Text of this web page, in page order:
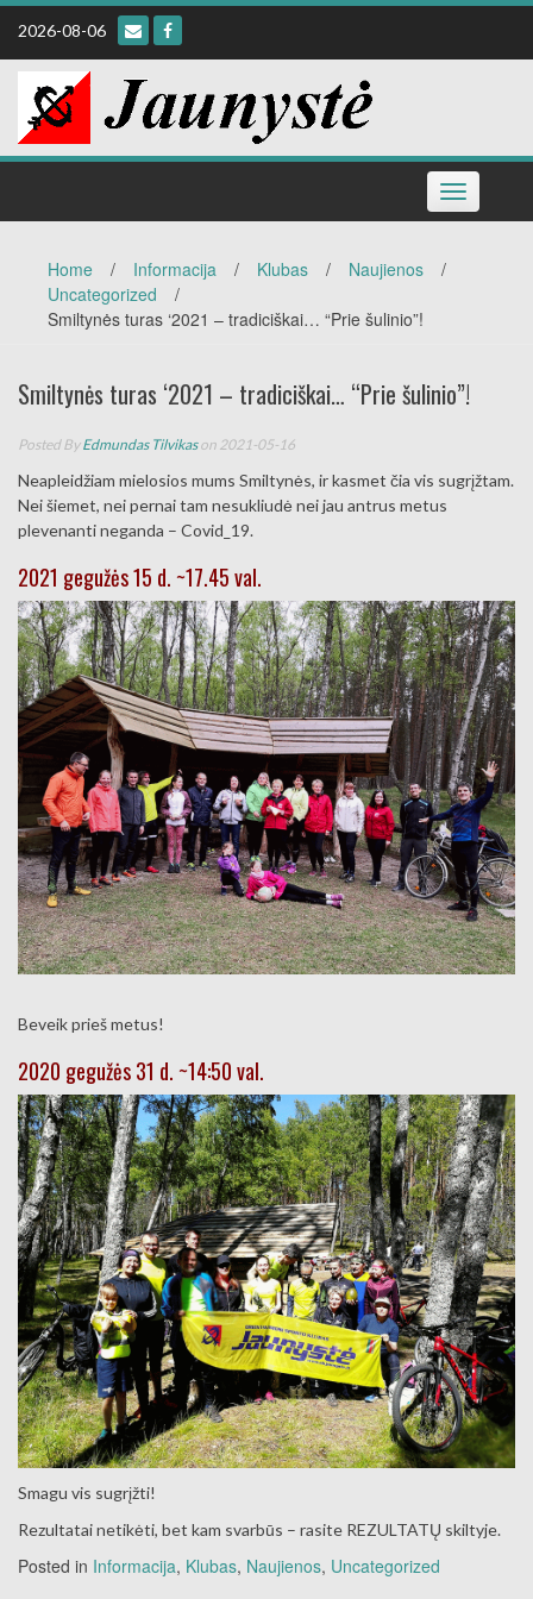
Skip
content
2026-08-06
Toggle
navigation
Home / Informacija / Klubas / Naujienos
/
Uncategorized
/
Smiltynės turas ‘2021 – tradiciškai… “Prie šulinio”!
Smiltynės turas ‘2021 – tradiciškai… “Prie šulinio”!
Posted ByEdmundas Tilvikason 2021-05-16
Neapleidžiam mielosios mums Smiltynės, ir kasmet čia vis sugrįžtam.
Nei šiemet, nei pernai tam nesukliudė nei jau antrus metus
plevenanti neganda – Covid_19.
2021 gegužės 15 d. ~17.45 val.
Beveik prieš metus!
2020 gegužės 31 d. ~14:50 val.
Smagu vis sugrįžti!
Rezultatai netikėti, bet kam svarbūs – rasite REZULTATŲ skiltyje.
Posted in Informacija, Klubas, Naujienos, Uncategorized